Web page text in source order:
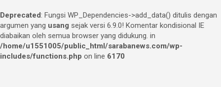
Deprecated: Fungsi WP_Dependencies->add_data() ditulis dengan
argumen yang usang sejak versi 6.9.0! Komentar kondisional IE
diabaikan oleh semua browser yang didukung. in
/home/u1551005/public_html/sarabanews.com/wp-
includes/functions.php on line 6170